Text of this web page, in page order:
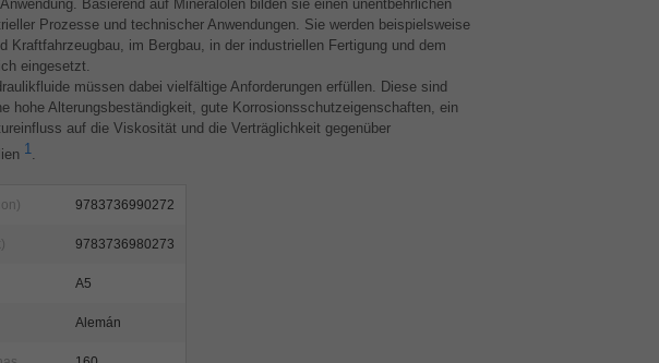
Basierend auf Mineralölen bilden sie einen unentbehrlichen
Prozesse und technischer Anwendungen. Sie werden beispielsweise
Kraftfahrzeugbau, im Bergbau, in der industriellen Fertigung und dem
eingesetzt.
müssen dabei vielfältige Anforderungen erfüllen. Diese sind
hohe Alterungsbeständigkeit, gute Korrosionsschutzeigenschaften, ein
auf die Viskosität und die Verträglichkeit gegenüber
1.
9783736990272
9783736980273
A5
Alemán